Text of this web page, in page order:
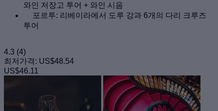
와인 저장고 투어 + 와인 시음
포르투: 리베이라에서 도루 강과 6개의 다리 크루즈
투어
4.3 (4)
최저가격: US$48.54
US$46.11